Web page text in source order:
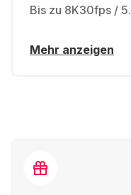
Bis zu 8K30fps /
Mehr anzeigen